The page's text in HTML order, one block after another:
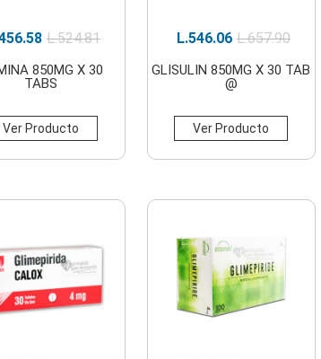
L.524.81
850MG X 30
TABS
Ver Producto
L.657.90
L.546.06
GLISULIN 850MG X 30 TAB
@
Ver Producto